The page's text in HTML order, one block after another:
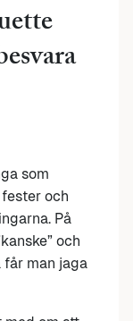
som
och
På
och
får man jaga